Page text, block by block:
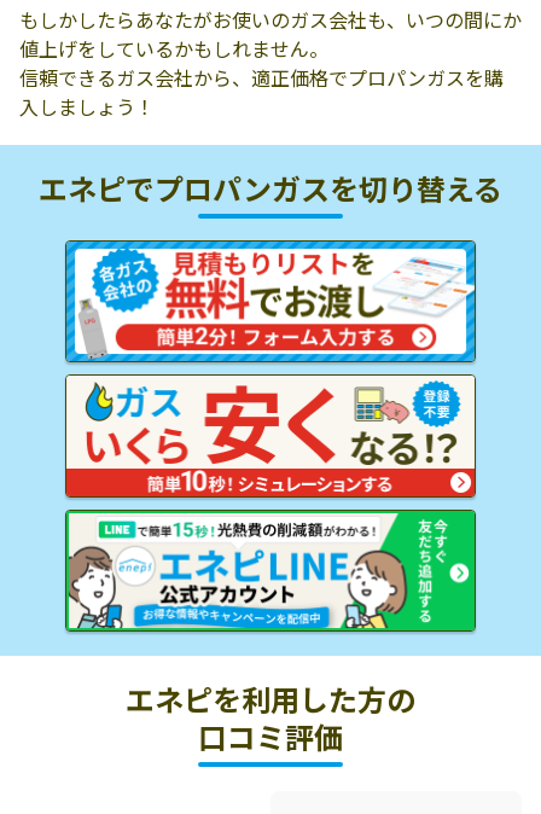
もしかしたらあなたがお使いのガス会社も、いつの間にか
値上げをしているかもしれません。
信頼できるガス会社から、適正価格でプロパンガスを購
入しましょう！
エネピでプロパンガスを切り替える
エネピを利用した方の
口コミ評価